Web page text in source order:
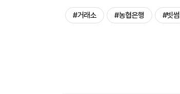
#거래소 #농협은행 #빗썸